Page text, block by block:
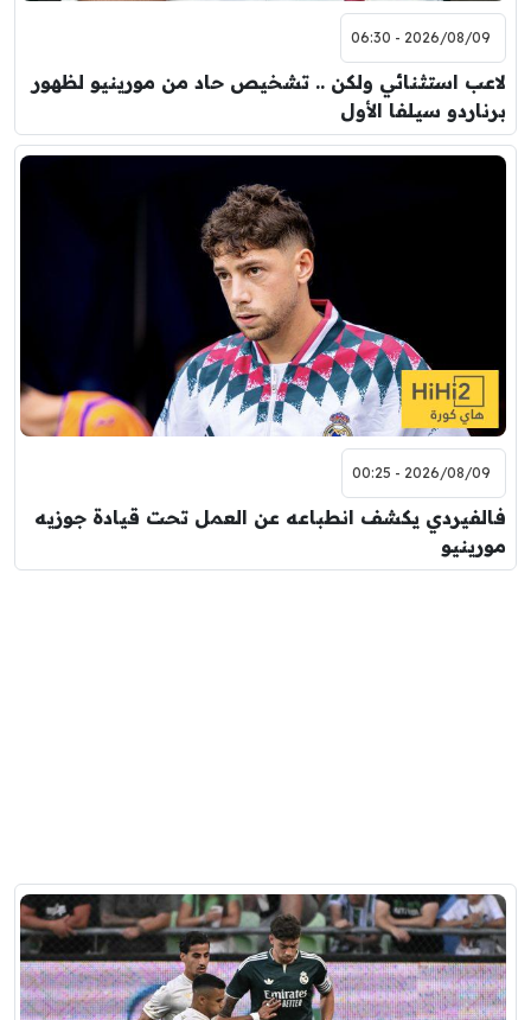
2026/08/09 - 06:30
لاعب استثنائي ولكن .. تشخيص حاد من مورينيو لظهور
برناردو سيلفا الأول
2026/08/09 - 00:25
فالفيردي يكشف انطباعه عن العمل تحت قيادة جوزيه
مورينيو